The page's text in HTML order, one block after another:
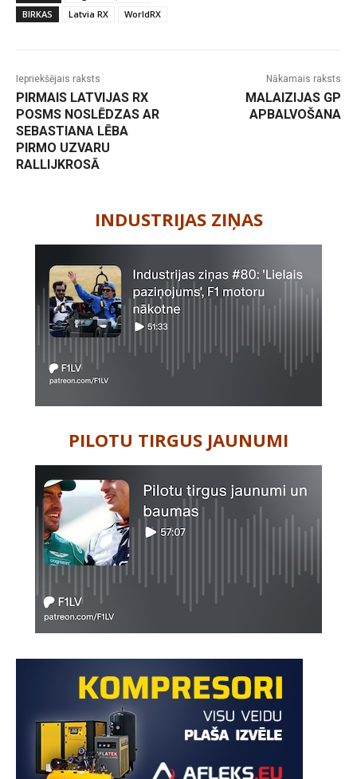
BIRKAS
Latvia RX WorldRX
Iepriekšējais raksts
PIRMAIS LATVIJAS RX
POSMS NOSLĒDZAS AR
SEBASTIANA LĒBA
PIRMO UZVARU
RALLIJKROSĀ
Nākamais raksts
MALAIZIJAS GP
APBALVOŠANA
INDUSTRIJAS ZIŅAS
PILOTU TIRGUS JAUNUMI